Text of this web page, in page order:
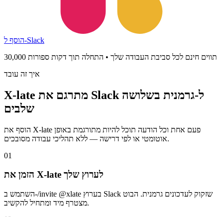
הוסף ל-Slack
30,000 תווים חינם לכל סביבת העבודה שלך • התחלה תוך דקות ספורות
איך זה עובד
X-late מתרגם את Slack ל-גרמנית בשלושה
שלבים
הוסף את X-late פעם אחת וכל הודעה תוכל להיות מתורגמת באופן
אוטומטי או לפי דרישה — ללא תהליכי עבודה מסובכים.
01
הזמן את X-late לערוץ שלך
השתמש ב-/invite @xlate בערוץ Slack שזקוק לעדכונים גרמנית. הבוט
מצטרף מיד ומתחיל להקשיב.